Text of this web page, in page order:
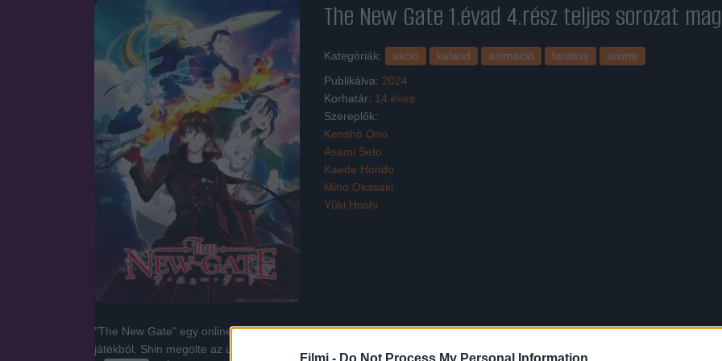
Filmi - Do Not Process My Personal Information
The New Gate 1.évad 4.rész teljes sorozat
Kategóriák: akció kaland animáció fantasy
anime
Publikálva: 2024
Korhatár: 14 éves
Szereplők:
Kenshô Ono
Asami Seto
Kaede Hondo
Miho Okasaki
Yûki Hoshi
"The New Gate" egy online élet-halál játék, több tízezer játékos részvételével. Shinnek, a legügyesebb veterán
játékból. Shin megölte az utolsó főnököt, és azt hiszi, hogy végre meg tud szökni, amikor egy titokzatos fény megvakítja.